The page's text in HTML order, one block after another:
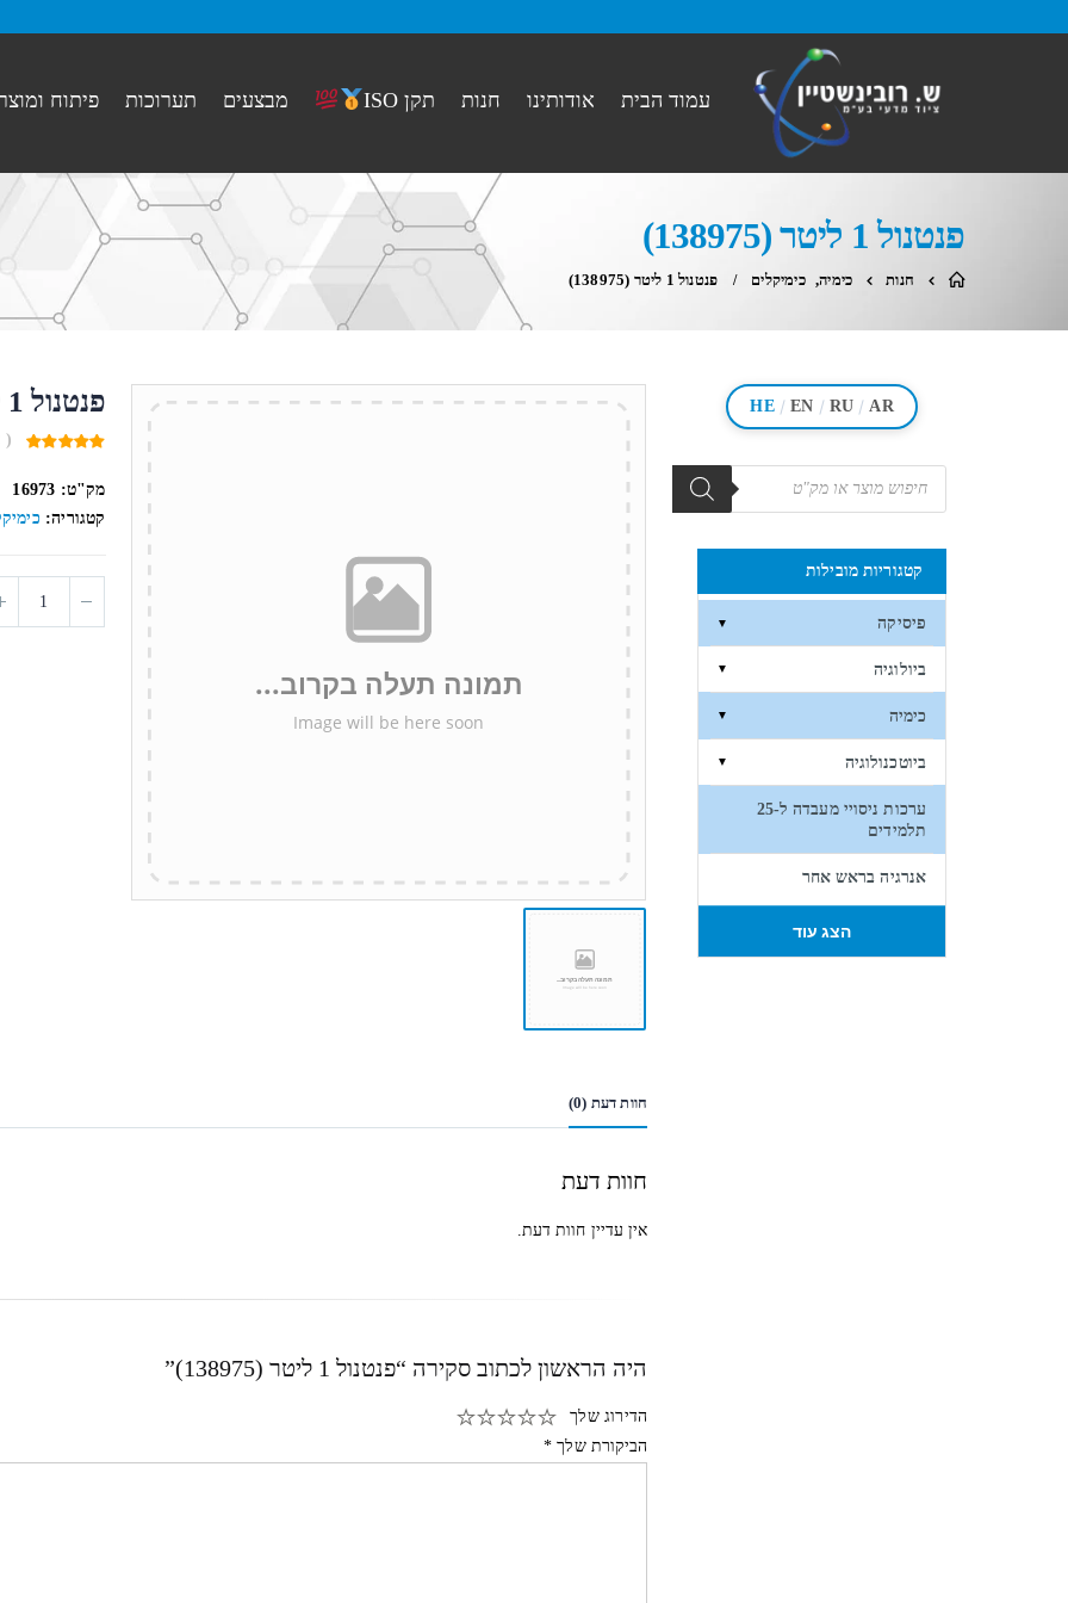
עמוד הבית אודותינו חנות תקן ISO מבצעים תערוכות פיתוח
פנטנול 1 ליטר (138975)
חנות כימיה, כימיקלים פנטנול 1 ליטר (138975)
פנטנול 1 ליטר (138975)
out
of
5
(
מק"ט: 16973
קטגוריה:
חוות דעת (0)
חוות דעת
אין עדיין חוות דעת.
היה הראשון לכתוב סקירה “פנטנול 1 ליטר (138975)”
הדירוג שלך
הביקורת שלך *
HE / EN / RU / AR
מוצרים
search
קטגוריות מובילות
פיסיקה ▼
ביולוגיה ▼
כימיה ▼
ביוטכנולוגיה ▼
ערכות ניסויי מעבדה ל-25
תלמידים
אנרגיה בראש אחר
הצג עוד